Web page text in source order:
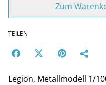
Zum
TEILEN
Legion, Metallmodell 1/